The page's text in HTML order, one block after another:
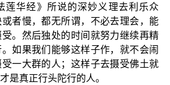
莲华经》所说的深妙义理去利乐众
者慢，都无所谓，不必去理会，能
。然后独处的时间就努力继续再精
如果我们能够这样子作，就不会闹
一大群的人；这样子去摄受佛土就
是真正行头陀行的人。